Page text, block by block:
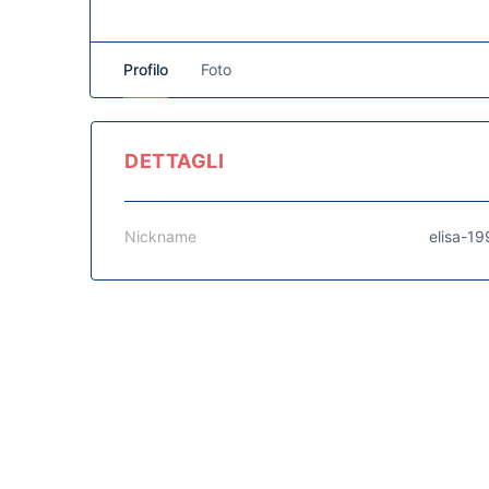
Profilo Foto
DETTAGLI
Nickname elisa-